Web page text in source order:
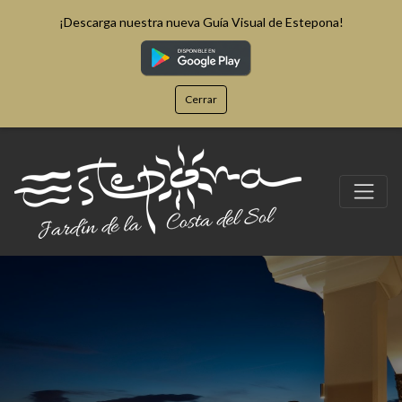
¡Descarga nuestra nueva Guía Visual de Estepona!
Cerrar